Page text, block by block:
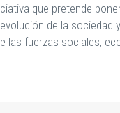
que pretende
de la
fuerzas sociales,